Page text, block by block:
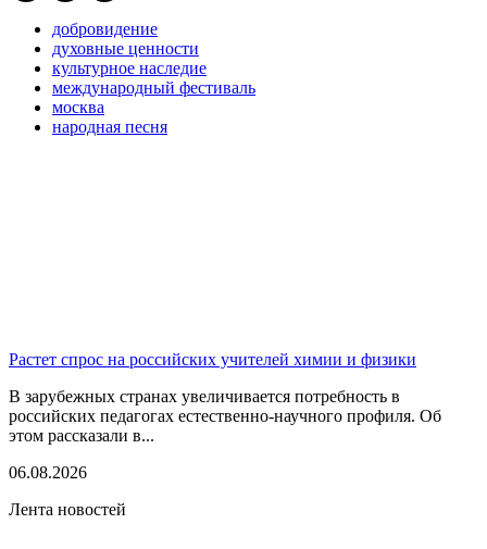
добровидение
духовные ценности
культурное наследие
международный фестиваль
москва
народная песня
Растет спрос на российских учителей химии и физики
В зарубежных странах увеличивается потребность в
российских педагогах естественно-научного профиля. Об
этом рассказали в...
06.08.2026
Лента новостей